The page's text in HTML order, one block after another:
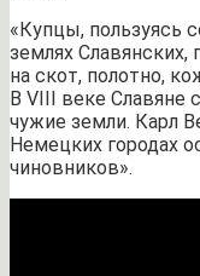
«Купцы, пользуясь
землях
на скот, полотно,
В VIII веке Славяне
чужие земли. Карл
Немецких городах
чиновников».